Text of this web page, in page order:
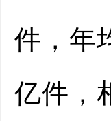
件，年
亿件，